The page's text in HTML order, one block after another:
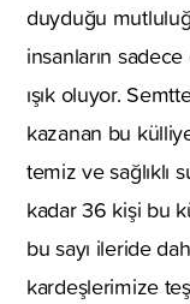
duyduğu
insanların
ışık oluyor.
kazanan bu
temiz ve sağlıklı
kadar 36 kişi bu
bu sayı ileride
kardeşlerimize